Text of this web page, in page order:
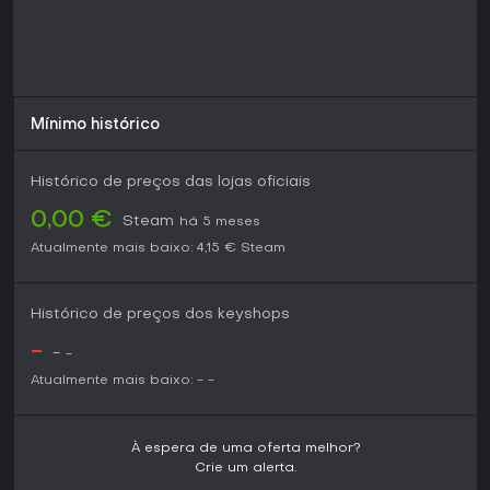
Mínimo histórico
Histórico de preços das lojas oficiais
0,00 € Steam
há 5 meses
Atualmente mais baixo: 4,15 € Steam
Histórico de preços dos keyshops
- - -
Atualmente mais baixo: - -
À espera de uma oferta melhor?
Crie um alerta.